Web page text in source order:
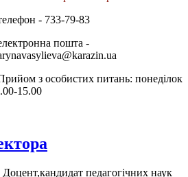
- 733-79-83
пошта -
з особистих питань: понеділок
15.00
Доцент,кандидат педагогічних наук